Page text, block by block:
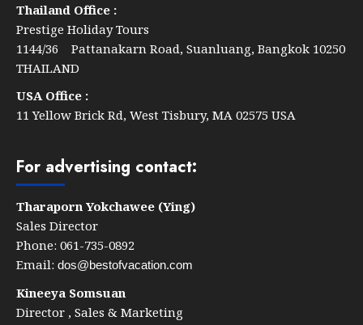
Thailand Office :
Prestige Holiday Tours
1144/36 Pattanakarn Road, Suanluang, Bangkok 10250
THAILAND
USA Office :
11 Yellow Brick Rd, West Tisbury, MA 02575 USA
For advertising contact:
Tharaporn Yokchawee (Ying)
Sales Director
Phone: 061-735-0892
Email: dos@bestofvacation.com
Kineeya Somsuan
Director , Sales & Marketing